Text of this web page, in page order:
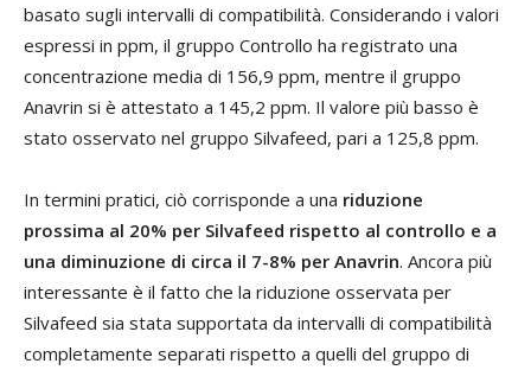
basato sugli intervalli di compatibilità. Considerando i valori
espressi in ppm, il gruppo Controllo ha registrato una
concentrazione media di 156,9 ppm, mentre il gruppo
Anavrin si è attestato a 145,2 ppm. Il valore più basso è
stato osservato nel gruppo Silvafeed, pari a 125,8 ppm.
In termini pratici, ciò corrisponde a una riduzione
prossima al 20% per Silvafeed rispetto al controllo e a
una diminuzione di circa il 7-8% per Anavrin. Ancora più
interessante è il fatto che la riduzione osservata per
Silvafeed sia stata supportata da intervalli di compatibilità
completamente separati rispetto a quelli del gruppo di